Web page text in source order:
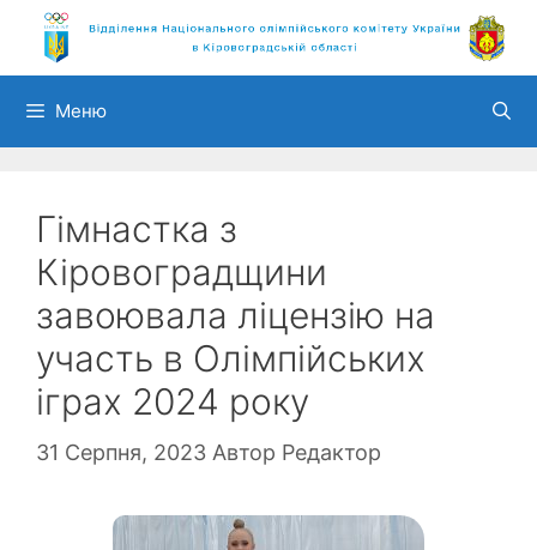
Перейти
вмісту
Меню
Гімнастка з
Кіровоградщини
завоювала ліцензію на
участь в Олімпійських
іграх 2024 року
31 Серпня, 2023 Автор Редактор